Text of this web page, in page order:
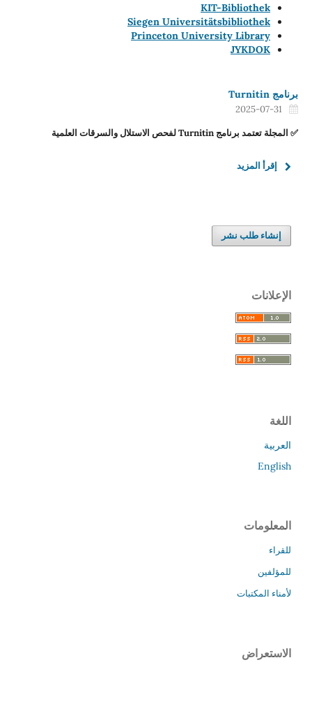
KIT-Bibliothek
Siegen Universitätsbibliothek
Princeton University Library
JYKDOK
برنامج Turnitin
✅ المجلة تعتمد برنامج Turnitin لفحص الاستلال والسرقات العلمية
إقرأ المزيد
إنشاء طلب نشر
الإعلانات
اللغة
العربية
English
المعلومات
للقراء
للمؤلفين
لأمناء المكتبات
الاستعراض